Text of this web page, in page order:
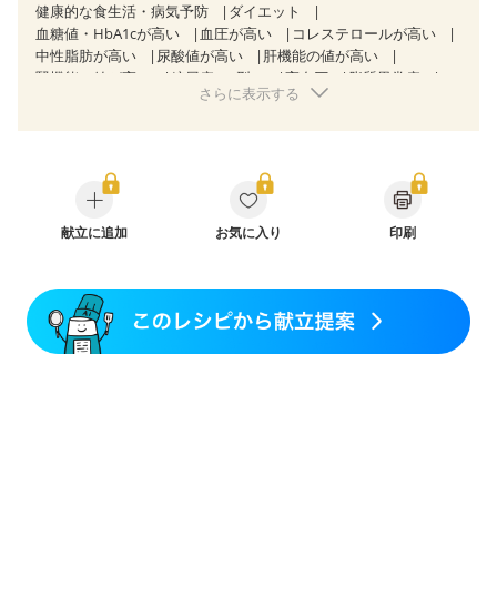
健康的な食生活・病気予防
ダイエット
血糖値・HbA1cが高い
血圧が高い
コレステロールが高い
中性脂肪が高い
尿酸値が高い
肝機能の値が高い
腎機能の値が高い
糖尿病（2型） 高血圧
脂質異常症
狭心症 心筋梗塞
糖尿病性腎症（第１期）
糖尿病性腎症（第２期）
糖尿病性腎症（第３期）
CKD（ステージ１）
CKD（ステージ２）
CKD（ステージ３a）
乳がん治療を終えた方・経過観察中の方など
味の感じ方が変わった
妊娠中(初期)
妊婦健診・体重増加が気になる（初期）
さらに表示する
献立に追加 お気に入り 印刷